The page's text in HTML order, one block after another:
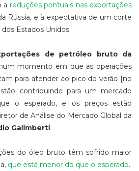
a reduções pontuais nas exportações
Rússia, e à expectativa de um corte
Estados Unidos.
de petróleo bruto da
momento em que as operações
para atender ao pico do verão [no
contribuindo para um mercado
o esperado, e os preços estão
de Análise do Mercado Global da
Galimberti.
do óleo bruto têm sofrido maior
que está menor do que o esperado.